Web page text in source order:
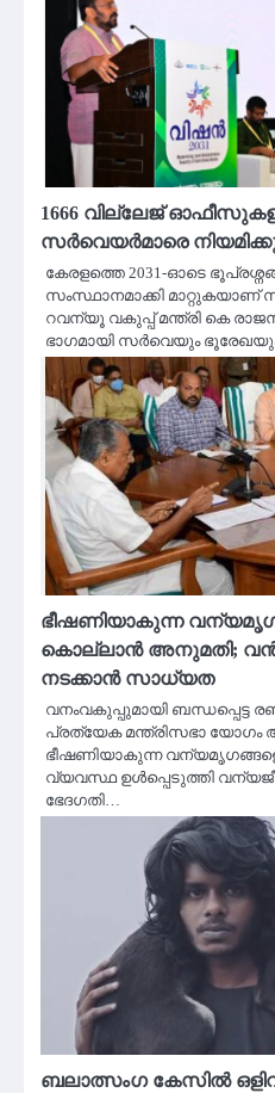
1666 വില്ലേജ്
സർവെയർമാരെ
കേരളത്തെ 2031-ഓടെ
സംസ്ഥാനമാക്കി മാറ്റുകയാണ്
റവന്യൂ വകുപ്പ് മന്ത്രി കെ
ഭാഗമായി സർവെയും
ഭീഷണിയാകുന്ന
കൊല്ലാൻ അനുമതി; വൻ
നടക്കാൻ സാധ്യത
വനംവകുപ്പുമായി ബന്ധപ്പെട്ട
പ്രത്യേക മന്ത്രിസഭാ യോഗം
ഭീഷണിയാകുന്ന
വ്യവസ്ഥ ഉള്‍പ്പെടുത്തി
ഭേദഗതി…
ബലാത്സംഗ കേസില്‍